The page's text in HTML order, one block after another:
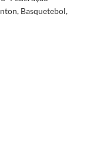
Basquetebol,